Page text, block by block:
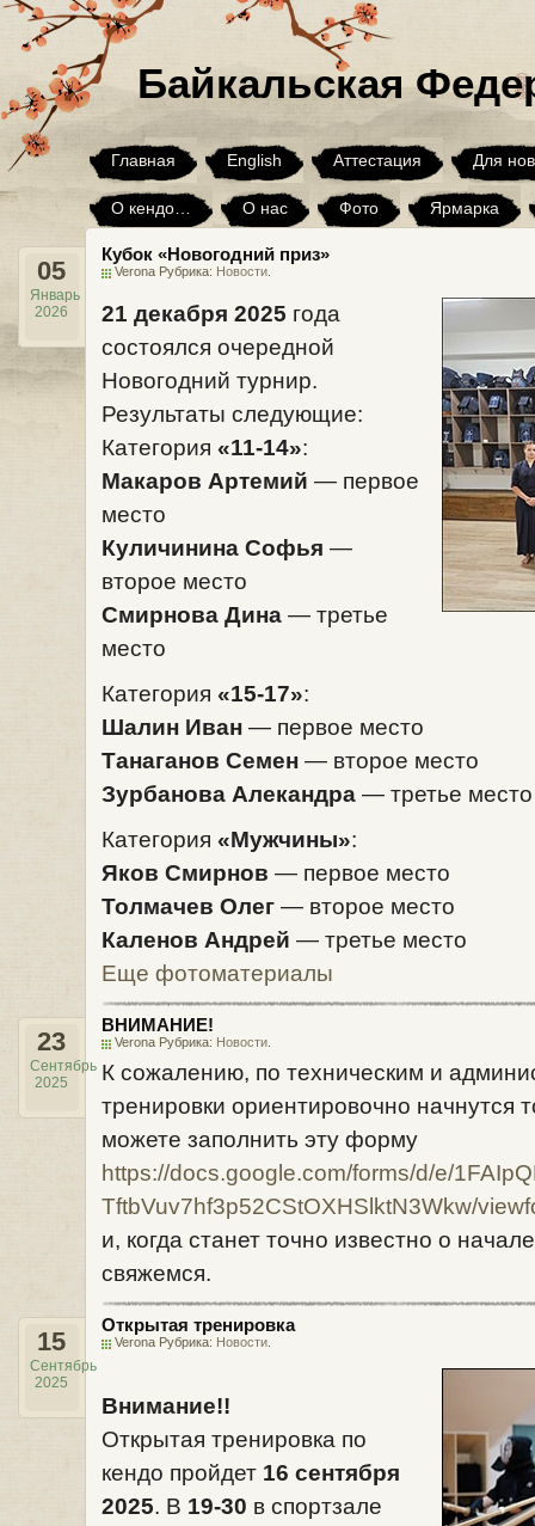
Байкальская
Главная English Аттестация Для
О кендо… О нас Фото Ярмарка
Юмор Я хочу, но…
Кубок «Новогодний приз»
Verona Рубрика: Новости
05
Январь
2026
21 декабря 2025 года
состоялся очередной
Новогодний турнир.
Результаты следующие:
Категория «11-14»:
Макаров Артемий — первое
место
Куличинина Софья —
второе место
Смирнова Дина — третье
место
Категория «15-17»:
Шалин Иван — первое место
Танаганов Семен — второе место
Зурбанова Алекандра — третье место
Категория «Мужчины»:
Яков Смирнов — первое место
Толмачев Олег — второе место
Каленов Андрей — третье место
Еще фотоматериалы
ВНИМАНИЕ!
Verona Рубрика: Новости
23
Сентябрь
2025
К сожалению, по техническим и
тренировки ориентировочно начнутся
можете заполнить эту форму
https://docs.google.com/forms/d/e/
TftbVuv7hf3p52CStOXHSlktN3Wkw/
и, когда станет точно известно о
свяжемся.
Открытая тренировка
Verona Рубрика: Новости
15
Сентябрь
2025
Внимание!!
Открытая тренировка по
кендо пройдет 16 сентября
2025. В 19-30 в спортзале